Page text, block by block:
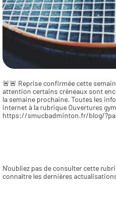
🚨🚨 Reprise confirmée cette
attention certains créneaux sont
la semaine prochaine. Toutes les
internet à la rubrique Ouvertures
https://smucbadminton.fr/blog/
N'oubliez pas de consulter cette
connaître les dernières